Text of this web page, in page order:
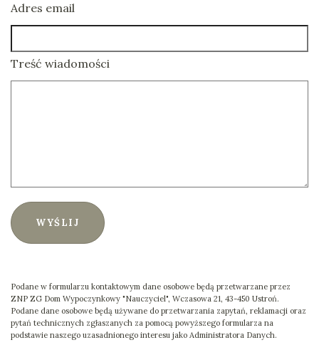
Adres email
Treść wiadomości
WYŚLIJ
Podane w formularzu kontaktowym dane osobowe będą przetwarzane przez
ZNP ZG Dom Wypoczynkowy "Nauczyciel", Wczasowa 21, 43-450 Ustroń.
Podane dane osobowe będą używane do przetwarzania zapytań, reklamacji oraz
pytań technicznych zgłaszanych za pomocą powyższego formularza na
podstawie naszego uzasadnionego interesu jako Administratora Danych.